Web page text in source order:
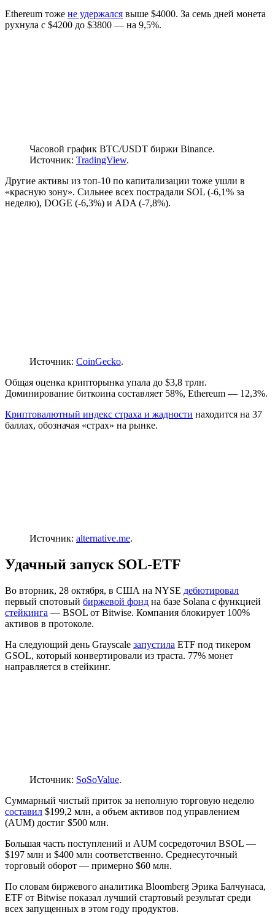
Ethereum тоже не удержался выше $4000. За семь дней монета
рухнула с $4200 до $3800 — на 9,5%.
Часовой график BTC/USDT биржи Binance.
Источник: TradingView.
Другие активы из топ-10 по капитализации тоже ушли в
«красную зону». Сильнее всех пострадали SOL (-6,1% за
неделю), DOGE (-6,3%) и ADA (-7,8%).
Источник: CoinGecko.
Общая оценка крипторынка упала до $3,8 трлн.
Доминирование биткоина составляет 58%, Ethereum — 12,3%.
Криптовалютный индекс страха и жадности находится на 37
баллах, обозначая «страх» на рынке.
Источник: alternative.me.
Удачный запуск SOL-ETF
Во вторник, 28 октября, в США на NYSE дебютировал
первый спотовый биржевой фонд на базе Solana с функцией
стейкинга — BSOL от Bitwise. Компания блокирует 100%
активов в протоколе.
На следующий день Grayscale запустила ETF под тикером
GSOL, который конвертировали из траста. 77% монет
направляется в стейкинг.
Источник: SoSoValue.
Суммарный чистый приток за неполную торговую неделю
составил $199,2 млн, а объем активов под управлением
(AUM) достиг $500 млн.
Большая часть поступлений и AUM сосредоточил BSOL —
$197 млн и $400 млн соответственно. Среднесуточный
торговый оборот — примерно $60 млн.
По словам биржевого аналитика Bloomberg Эрика Балчунаса,
ETF от Bitwise показал лучший стартовый результат среди
всех запущенных в этом году продуктов.